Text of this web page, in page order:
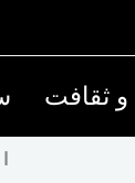
ثقافت